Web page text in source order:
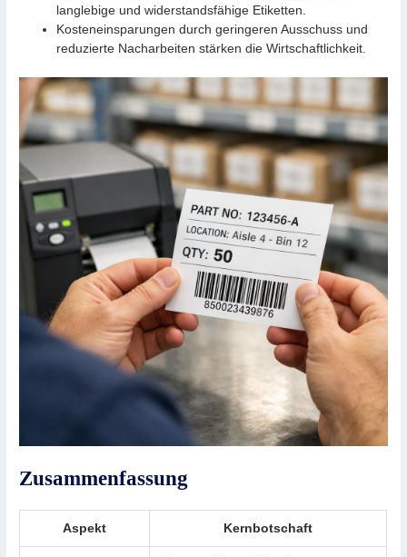
langlebige und widerstandsfähige Etiketten.
Kosteneinsparungen durch geringeren Ausschuss und
reduzierte Nacharbeiten stärken die Wirtschaftlichkeit.
Zusammenfassung
Aspekt Kernbotschaft